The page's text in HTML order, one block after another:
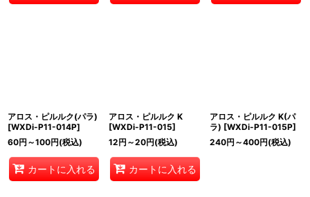
アロス・ピルルク(パラ)
[WXDi-P11-014P]
60円 ～100円(税込)
カートに入れる
アロス・ピルルク K
[WXDi-P11-015]
12円 ～20円(税込)
カートに入れる
アロス・ピルルク K(パ
ラ) [WXDi-P11-015P]
240円 ～400円(税込)